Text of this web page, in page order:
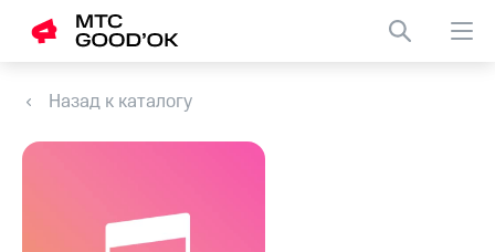
Назад к каталогу